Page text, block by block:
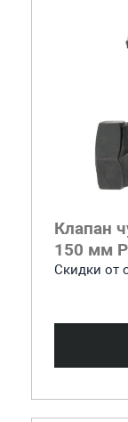
Клапан
150 мм
Скидки от